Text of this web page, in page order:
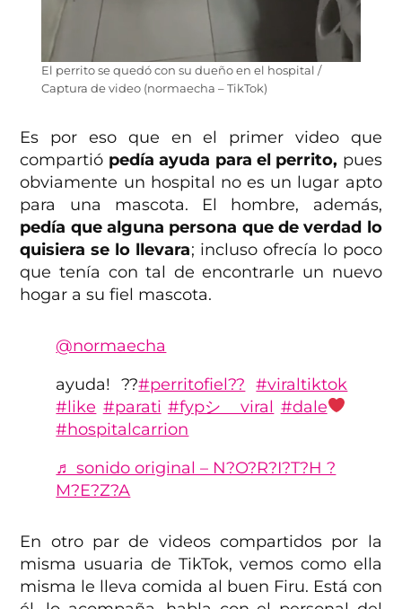
El perrito se quedó con su dueño en el hospital /
Captura de video (normaecha – TikTok)
Es por eso que en el primer video que
compartió pedía ayuda para el perrito, pues
obviamente un hospital no es un lugar apto
para una mascota. El hombre, además,
pedía que alguna persona que de verdad lo
quisiera se lo llevara; incluso ofrecía lo poco
que tenía con tal de encontrarle un nuevo
hogar a su fiel mascota.
@normaecha
ayuda! ??#perritofiel??
#viraltiktok
#like #parati #fypシ゚viral #dale
#hospitalcarrion
♬ sonido original – N?O?R?I?T?H ?
M?E?Z?A
En otro par de videos compartidos por la
misma usuaria de TikTok, vemos como ella
misma le lleva comida al buen Firu. Está con